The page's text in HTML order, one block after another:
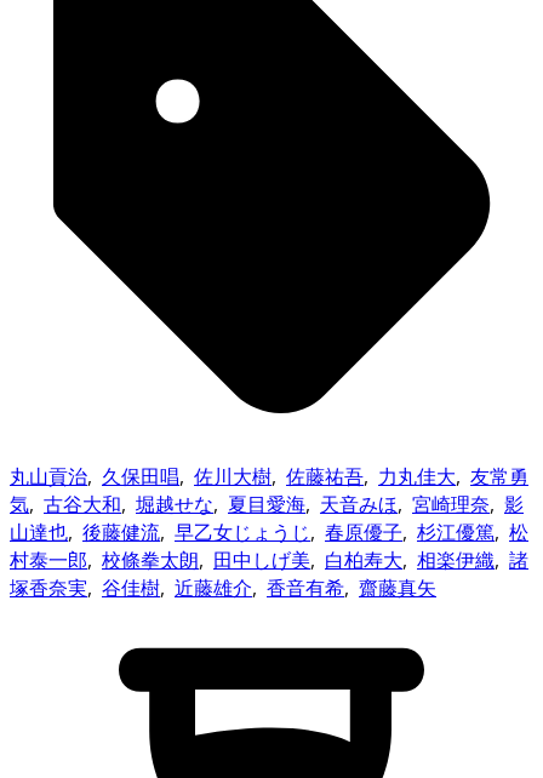
丸山貢治, 久保田唱, 佐川大樹, 佐藤祐吾, 力丸佳大, 友常勇
気, 古谷大和, 堀越せな, 夏目愛海, 天音みほ, 宮崎理奈, 影
山達也, 後藤健流, 早乙女じょうじ, 春原優子, 杉江優篤, 松
村泰一郎, 校條拳太朗, 田中しげ美, 白柏寿大, 相楽伊織, 諸
塚香奈実, 谷佳樹, 近藤雄介, 香音有希, 齋藤真矢